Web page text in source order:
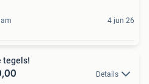
4 jun 26
tegels!
Details